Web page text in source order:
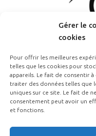
Gérer le
cookies
Pour offrir les meilleures
telles que les cookies pour
appareils. Le fait de consentir
traiter des données telles que
uniques sur ce site. Le fait de
consentement peut avoir un
et fonctions.